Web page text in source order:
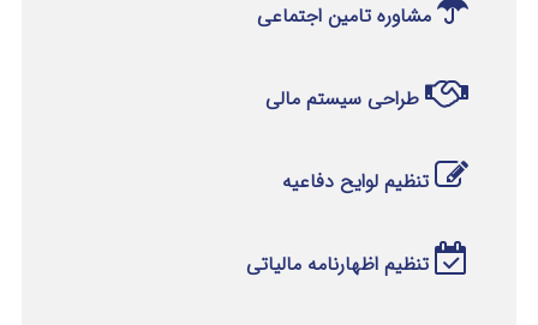
مشاوره تامین اجتماعی
طراحی سیستم مالی
تنظیم لوایح دفاعیه
تنظیم اظهارنامه مالیاتی